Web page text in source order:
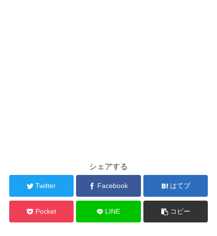
シェアする
Twitter Facebook はてブ
Pocket LINE コピー